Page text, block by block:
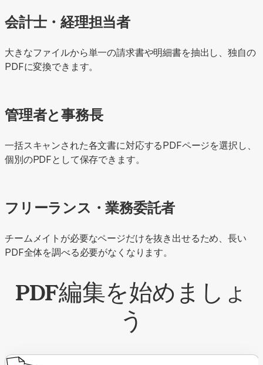
会計士・経理担当者
大きなファイルから単一の請求書や明細書を抽出し、独自の
PDFに変換できます。
管理者と事務長
一括スキャンされた各文書に対応するPDFページを選択し、
個別のPDFとして保存できます。
フリーランス・業務委託者
チームメイトが必要なページだけを抜き出せるため、長い
PDF全体を調べる必要がなくなります。
PDF編集を始めましょ
う